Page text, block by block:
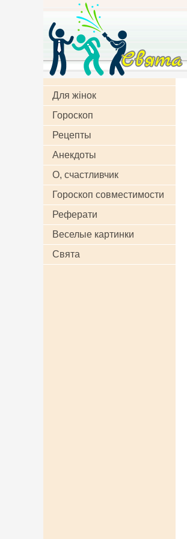
Для жінок
Гороскоп
Рецепты
Анекдоты
О, счастливчик
Гороскоп совместимости
Реферати
Веселые картинки
Свята